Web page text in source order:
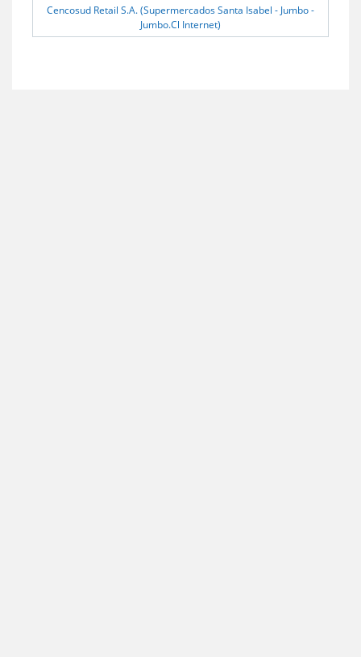
Cencosud Retail S.A. (Supermercados Santa Isabel - Jumbo -
Jumbo.Cl Internet)